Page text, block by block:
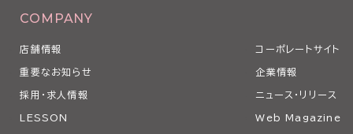
COMPANY
店舗情報 コーポレートサイト
重要なお知らせ 企業情報
採用・求人情報 ニュース・リリース
LESSON Web Magazine